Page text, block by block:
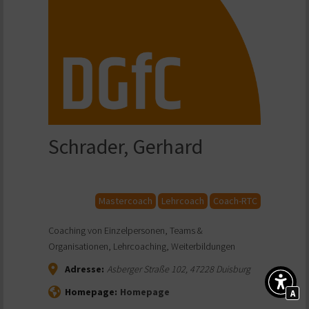
Schrader, Gerhard
Mastercoach Lehrcoach Coach-RTC
Coaching von Einzelpersonen, Teams &
Organisationen, Lehrcoaching, Weiterbildungen
Adresse: Asberger Straße 102, 47228Duisburg
Homepage: Homepage
A